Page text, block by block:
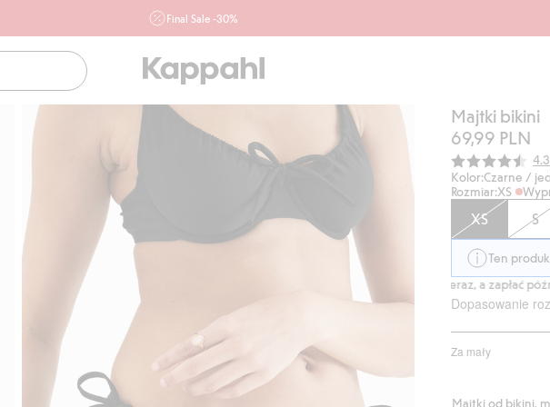
Final Sale -30%
ofertę, również z działu outlet do 10.8 w sklepach Kappahl i
Newbie oraz na kappahl.com. Ofert nie łączymy
Kobieta Mężczyzna
Dziecko
Newbie
Majtki bikini
69,99 PLN
4.3
Kolor:Czarne /
Rozmiar:XS
XS S
Ten
Klubowiczu darmowa dostawa od 150 zł
Kup teraz, a zapłać
Dopasowanie
Za mały
na
Majtki od bikini,